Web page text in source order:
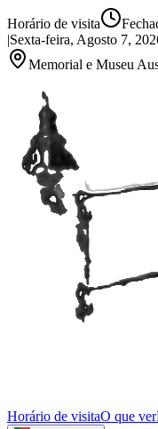
Horário de visita
|Sexta-feira, Agosto 7,
Memorial e Museu
Horário de visitaO que ver